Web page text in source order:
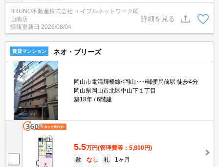
BRUNO不動産株式会社 エイブルネットワーク岡
山南店
情報更新日 2026/08/04
詳細を見る
賃貸マンション ネオ・ブリーズ
岡山市電清輝橋線<岡山･･･/郵便局前駅 徒歩4分
岡山県岡山市北区中山下１丁目
築18年
6階建
5.5万円(管理費等：5,800円)
敷
なし 礼
1ヶ月